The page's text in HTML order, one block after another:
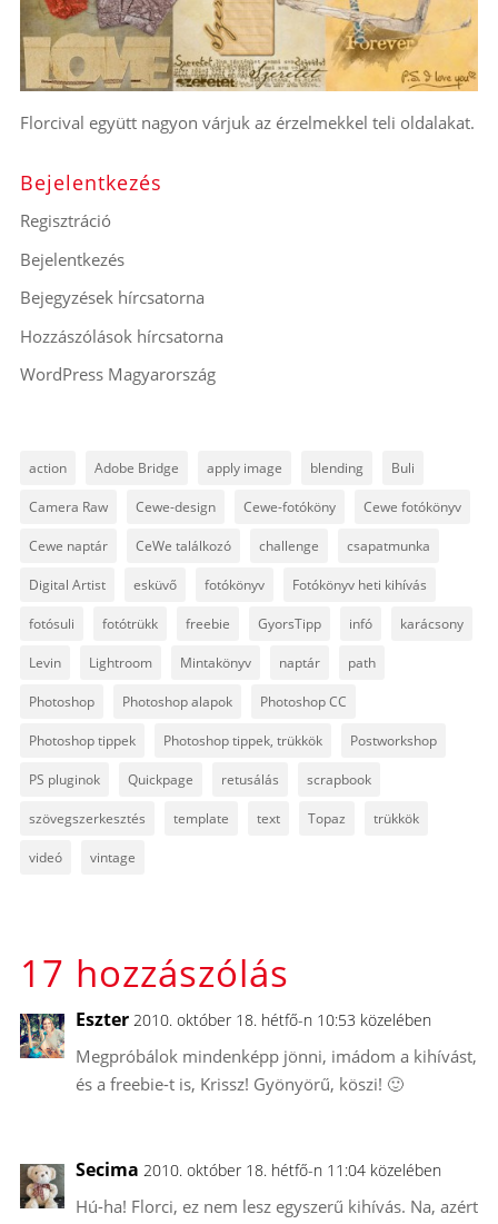
Florcival együtt nagyon várjuk az érzelmekkel teli oldalakat.
Bejelentkezés
Regisztráció
Bejelentkezés
Bejegyzések hírcsatorna
Hozzászólások hírcsatorna
WordPress Magyarország
action Adobe Bridge apply image blending Buli
Camera Raw Cewe-design Cewe-fotóköny Cewe fotókönyv
Cewe naptár CeWe találkozó challenge csapatmunka
Digital Artist esküvő fotókönyv Fotókönyv heti kihívás
fotósuli fotótrükk freebie GyorsTipp infó karácsony
Levin Lightroom Mintakönyv naptár path
Photoshop Photoshop alapok Photoshop CC
Photoshop tippek Photoshop tippek, trükkök Postworkshop
PS pluginok Quickpage retusálás scrapbook
szövegszerkesztés template text Topaz trükkök
videó vintage
17 hozzászólás
Eszter 2010. október 18. hétfő-n 10:53 közelében
Megpróbálok mindenképp jönni, imádom a kihívást,
és a freebie-t is, Krissz! Gyönyörű, köszi! 🙂
Secima 2010. október 18. hétfő-n 11:04 közelében
Hú-ha! Florci, ez nem lesz egyszerű kihívás. Na, azért